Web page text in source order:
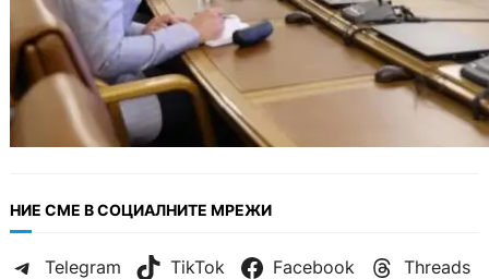
НИЕ СМЕ В СОЦИАЛНИТЕ МРЕЖИ
Telegram TikTok Facebook Threads